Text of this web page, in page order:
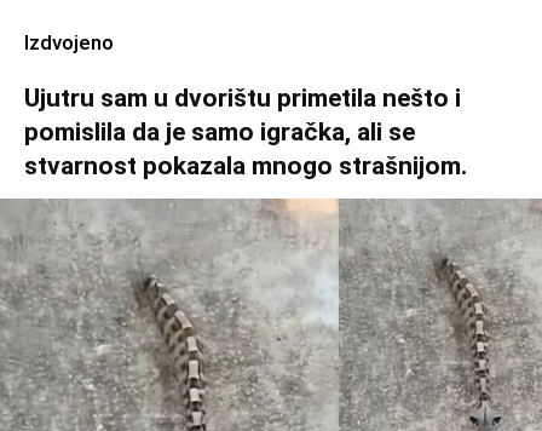
Izdvojeno
Ujutru sam u dvorištu primetila nešto i
pomislila da je samo igračka, ali se
stvarnost pokazala mnogo strašnijom.